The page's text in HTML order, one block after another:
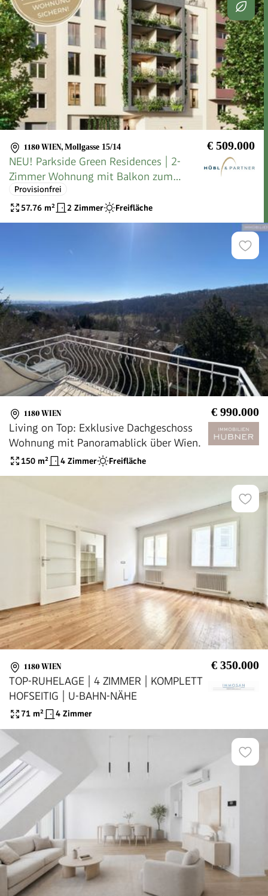
1180 WIEN, Mollgasse 15/14 € 509.000
NEU! Parkside Green Residences | 2-
Zimmer Wohnung mit Balkon zum
Innenhof | Wohnen am Park
Provisionfrei
57.76 m² 2 Zimmer Freifläche
1180 WIEN € 990.000
Living on Top: Exklusive Dachgeschoss
Wohnung mit Panoramablick über Wien.
150 m² 4 Zimmer Freifläche
1180 WIEN € 350.000
TOP-RUHELAGE | 4 ZIMMER | KOMPLETT
HOFSEITIG | U-BAHN-NÄHE
71 m² 4 Zimmer